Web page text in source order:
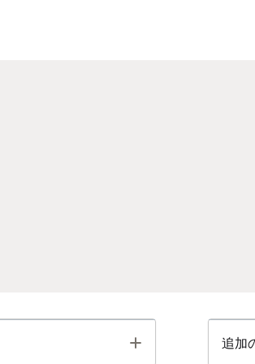
Toggle 追加